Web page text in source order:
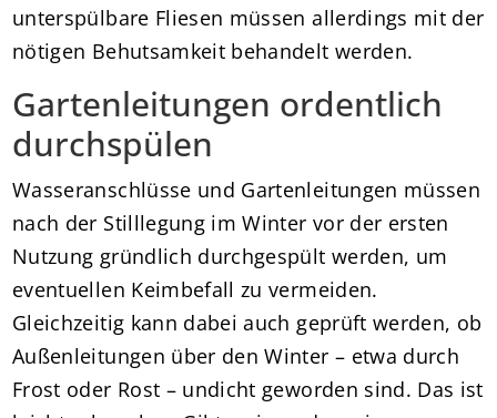
unterspülbare Fliesen müssen allerdings mit der
nötigen Behutsamkeit behandelt werden.
Gartenleitungen ordentlich
durchspülen
Wasseranschlüsse und Gartenleitungen müssen
nach der Stilllegung im Winter vor der ersten
Nutzung gründlich durchgespült werden, um
eventuellen Keimbefall zu vermeiden.
Gleichzeitig kann dabei auch geprüft werden, ob
Außenleitungen über den Winter – etwa durch
Frost oder Rost – undicht geworden sind. Das ist